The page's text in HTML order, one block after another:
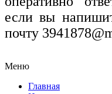
если вы
почту
Меню
Главная